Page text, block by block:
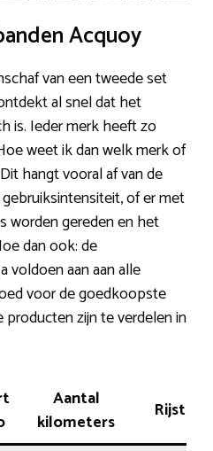
Acquoy
van een tweede set
al snel dat het
is. Ieder merk heeft zo
weet ik dan welk merk of
hangt vooral af van de
of er met
worden gereden en het
dan ook: de
voldoen aan aan alle
voor de goedkoopste
producten zijn te verdelen in
Aantal
kilometers
Rijstijl